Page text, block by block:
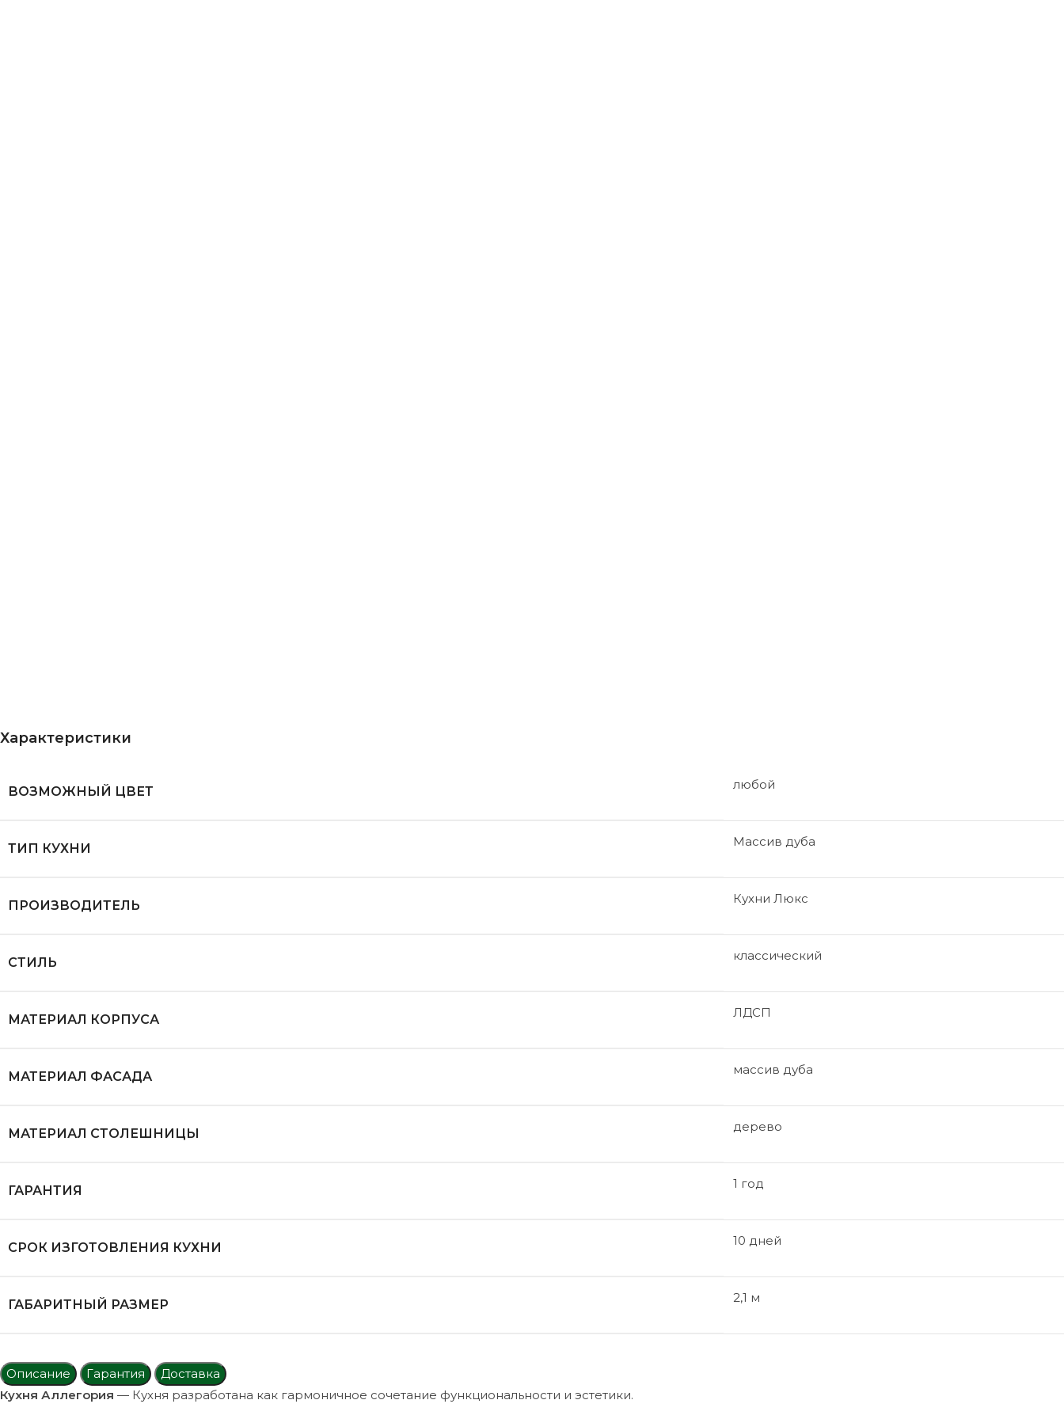
Характеристики
ВОЗМОЖНЫЙ ЦВЕТ любой
ТИП КУХНИ Массив дуба
ПРОИЗВОДИТЕЛЬ Кухни Люкс
СТИЛЬ классический
МАТЕРИАЛ КОРПУСА ЛДСП
МАТЕРИАЛ ФАСАДА массив дуба
МАТЕРИАЛ СТОЛЕШНИЦЫ дерево
ГАРАНТИЯ 1 год
СРОК ИЗГОТОВЛЕНИЯ КУХНИ 10 дней
ГАБАРИТНЫЙ РАЗМЕР 2,1 м
Описание Гарантия
Доставка
Кухня Аллегория — Кухня разработана как гармоничное сочетание функциональности и эстетики.